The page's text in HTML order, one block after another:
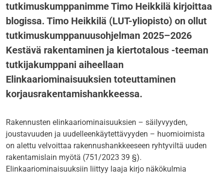
tutkimuskumppanimme Timo Heikkilä kirjoittaa
blogissa. Timo Heikkilä (LUT-yliopisto) on ollut
tutkimuskumppanuusohjelman 2025–2026
Kestävä rakentaminen ja kiertotalous -teeman
tutkijakumppani aiheellaan
Elinkaariominaisuuksien toteuttaminen
korjausrakentamishankkeessa.
Rakennusten elinkaariominaisuuksien – säilyvyyden,
joustavuuden ja uudelleenkäytettävyyden – huomioimista
on alettu velvoittaa rakennushankkeeseen ryhtyviltä uuden
rakentamislain myötä (751/2023 39 §).
Elinkaariominaisuuksiin liittyy laaja kirjo näkökulmia